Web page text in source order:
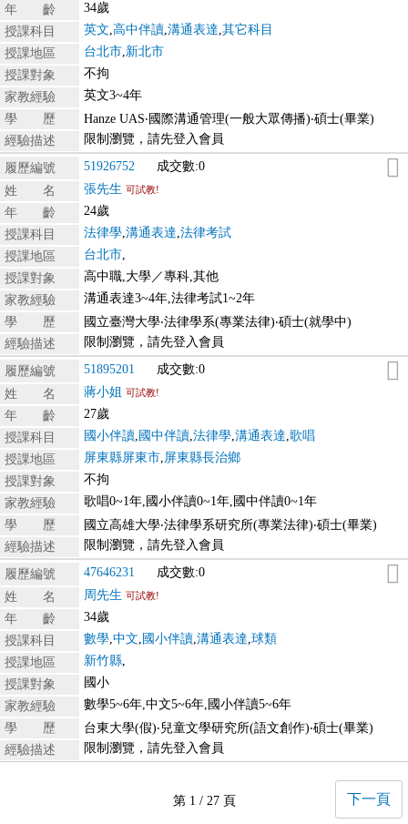
年 齡
34歲
授課科目
英文,高中伴讀,溝通表達,其它科目
授課地區
台北市,新北市
授課對象
不拘
家教經驗
英文3~4年
學 歷
Hanze UAS‧國際溝通管理(一般大眾傳播)‧碩士(畢業)
經驗描述
限制瀏覽，請先登入會員
履歷編號 51926752
成交數:0
姓 名
張先生 可試教!
年 齡
24歲
授課科目
法律學,溝通表達,法律考試
授課地區
台北市,
授課對象
高中職,大學／專科,其他
家教經驗
溝通表達3~4年,法律考試1~2年
學 歷
國立臺灣大學‧法律學系(專業法律)‧碩士(就學中)
經驗描述
限制瀏覽，請先登入會員
履歷編號 51895201
成交數:0
姓 名
蔣小姐 可試教!
年 齡
27歲
授課科目
國小伴讀, 國中伴讀,法律學,溝通表達,歌唱
授課地區
屏東縣屏東市,屏東縣長治鄉
授課對象
不拘
家教經驗
歌唱0~1年,國小伴讀0~1年,國中伴讀0~1年
學 歷
國立高雄大學‧法律學系研究所(專業法律)‧碩士(畢業)
經驗描述
限制瀏覽，請先登入會員
履歷編號 47646231
成交數:0
姓 名
周先生 可試教!
年 齡
34歲
授課科目
數學,中文, 國小伴讀,溝通表達,球類
授課地區
新竹縣,
授課對象
國小
家教經驗
數學5~6年,中文5~6年,國小伴讀5~6年
學 歷
台東大學(假)‧兒童文學研究所(語文創作)‧碩士(畢業)
經驗描述
限制瀏覽，請先登入會員
第 1 / 27 頁 下一頁